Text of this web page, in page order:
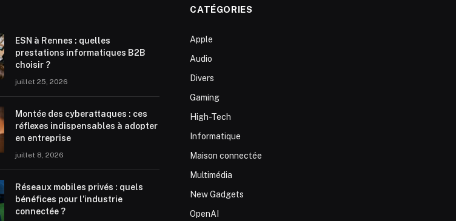
ESN à Rennes : quelles
prestations informatiques B2B
choisir ?
juillet 25, 2026
Montée des cyberattaques : ces
réflexes indispensables à adopter
en entreprise
juillet 8, 2026
Réseaux mobiles privés : quels
bénéfices pour l’industrie
connectée ?
CATÉGORIES
Apple
Audio
Divers
Gaming
High-Tech
Informatique
Maison connectée
Multimédia
New Gadgets
OpenAI